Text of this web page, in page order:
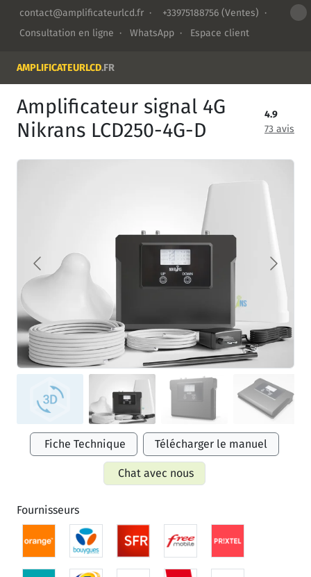
contact@amplificateurlcd.fr · +33975188756 (Ventes) ·
Consultation en ligne · WhatsApp · Espace client
AMPLIFICATEURLCD.FR
Amplificateur signal 4G
Nikrans LCD250-4G-D
4.9
73 avis
Fiche Technique Télécharger le manuel
Chat avec nous
Fournisseurs